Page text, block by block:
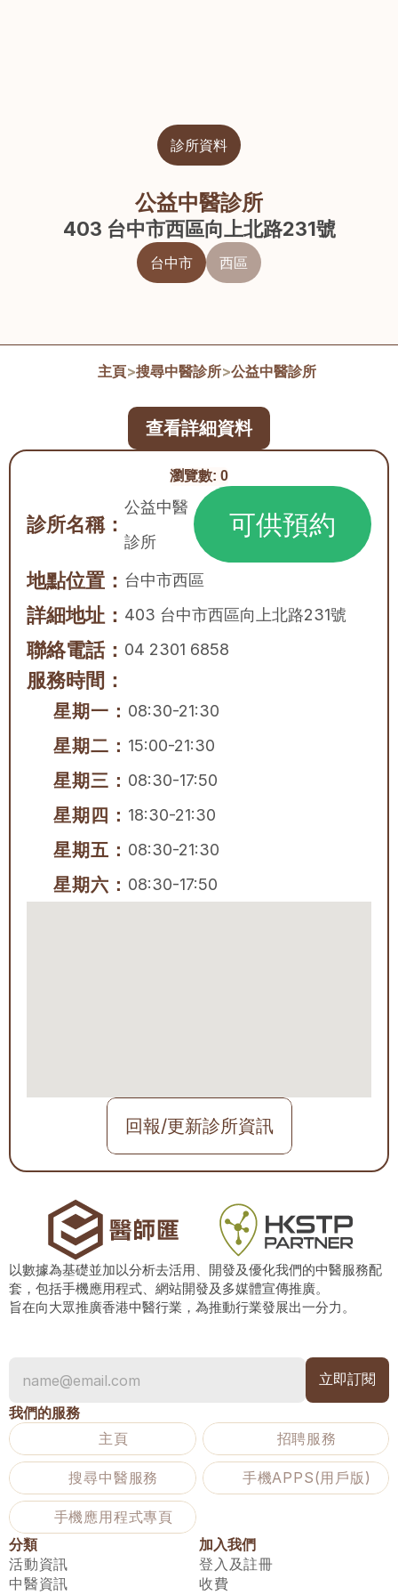
診所資料
公益中醫診所
403 台中市西區向上北路231號
台中市 西區
主頁>搜尋中醫診所>公益中醫診所
瀏覽數: 0
診所名稱：
公益中醫
診所
可供預約
地點位置： 台中市西區
詳細地址： 403 台中市西區向上北路231號
聯絡電話： 04 2301 6858
服務時間：
星期一： 08:30-21:30
星期二： 15:00-21:30
星期三： 08:30-17:50
星期四： 18:30-21:30
星期五： 08:30-21:30
星期六： 08:30-17:50
回報/更新診所資訊
查看詳細資料
以數據為基礎並加以分析去活用、開發及優化我們的中醫服務配
套，包括手機應用程式、網站開發及多媒體宣傳推廣。
旨在向大眾推廣香港中醫行業，為推動行業發展出一分力。
我們的服務
主頁
招聘服務
搜尋中醫服務 手機APPS(用戶版)
手機應用程式專頁
分類
活動資訊
中醫資訊
加入我們
登入及註冊
收費